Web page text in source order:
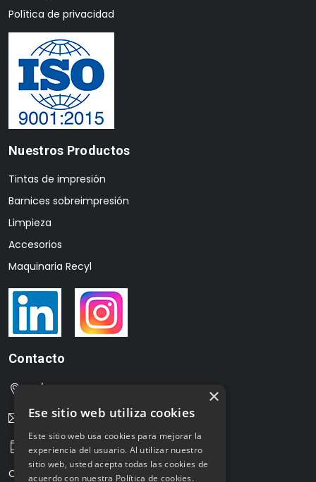
Política de privacidad
Nuestros Productos
Tintas de impresión
Barnices sobreimpresión
Limpieza
Accesorios
Maquinaria Recyl
Contacto
C/Cuzco 26-28 Nau 5, 08016 Barcelona
info@dglux.es
Tel. 933.871.747
Contacto
×
Ese sitio web utiliza cookies
Este sitio web usa cookies para mejorar la
experiencia del usuario. Al utilizar nuestro
sitio web, usted acepta todas las cookies de
acuerdo con nuestra Política de cookies.